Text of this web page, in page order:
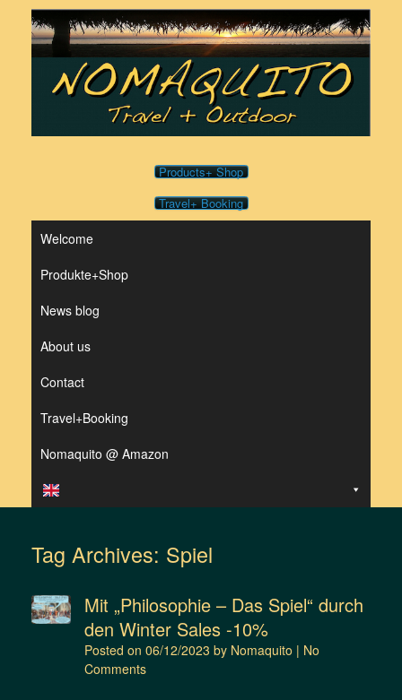
content
Products+ Shop
Travel+ Booking
Welcome
Produkte+Shop
News blog
About us
Contact
Travel+Booking
Nomaquito @ Amazon
Tag Archives: Spiel
Mit „Philosophie – Das Spiel“ durch
den Winter Sales -10%
Posted on 06/12/2023 by Nomaquito | No
Comments